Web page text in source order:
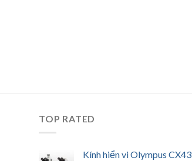
TOP RATED
Kính hiển vi Olympus CX43